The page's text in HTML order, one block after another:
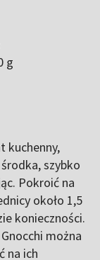
g
kuchenny,
szybko
Pokroić na
około 1,5
konieczności.
można
na ich